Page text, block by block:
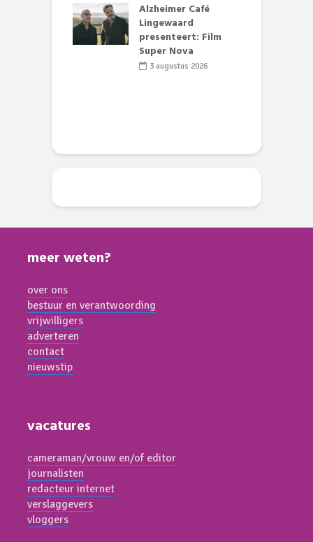
Alzheimer Café
Lingewaard
presenteert: Film
Super Nova
3 augustus 2026
meer weten?
over ons
bestuur en verantwoording
vrijwilligers
adverteren
contact
nieuwstip
vacatures
cameraman/vrouw en/of editor
journalisten
redacteur internet
verslaggevers
vloggers